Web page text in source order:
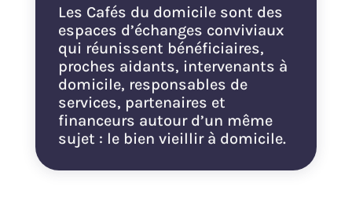
Les Cafés du domicile sont des
espaces d’échanges conviviaux
qui réunissent bénéficiaires,
proches aidants, intervenants à
domicile, responsables de
services, partenaires et
financeurs autour d’un même
sujet : le bien vieillir à domicile.